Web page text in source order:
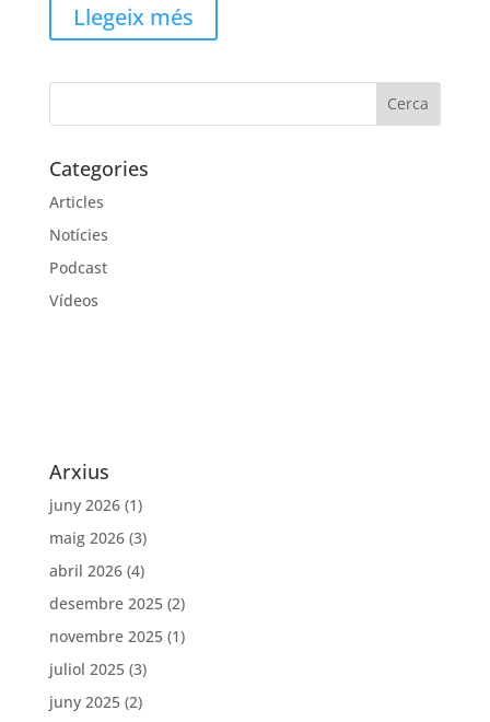
Llegeix més
Categories
Articles
Notícies
Podcast
Vídeos
Arxius
juny 2026(1)
maig 2026(3)
abril 2026(4)
desembre 2025(2)
novembre 2025(1)
juliol 2025(3)
juny 2025(2)